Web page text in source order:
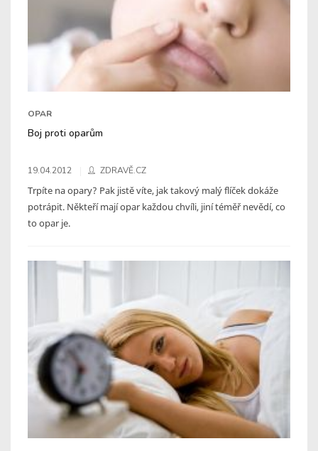
OPAR
Boj proti oparům
19.04.2012 ZDRAVĚ.CZ
Trpíte na opary? Pak jistě víte, jak takový malý flíček dokáže
potrápit. Někteří mají opar každou chvíli, jiní téměř nevědí, co
to opar je.